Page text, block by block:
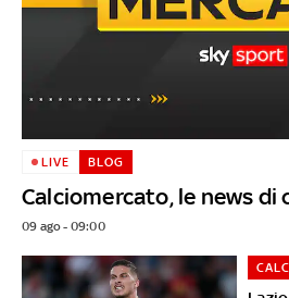
Calciomercato, le news di
LIVE BLOG
09 ago - 09:00